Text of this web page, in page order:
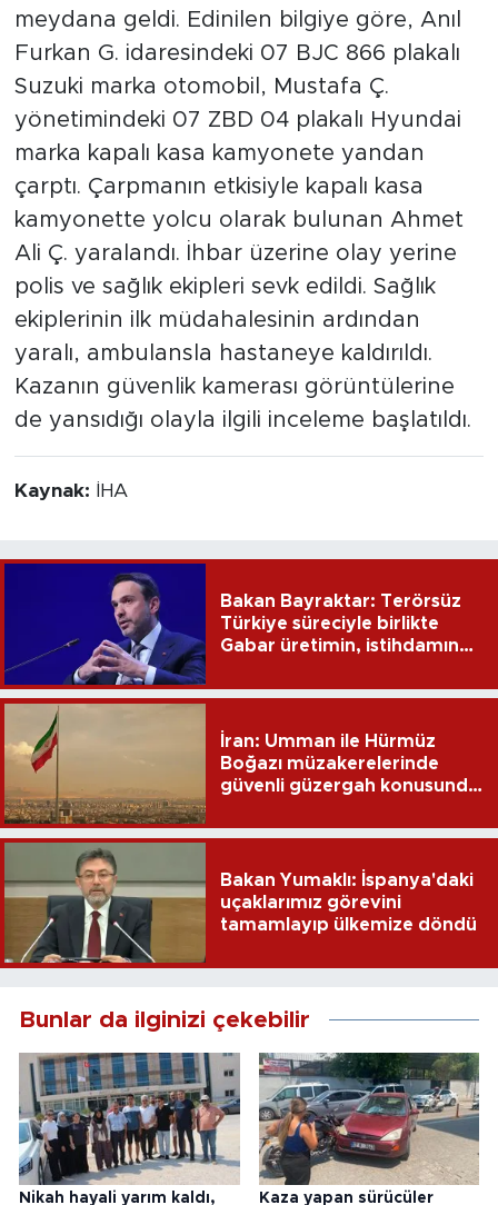
meydana geldi. Edinilen bilgiye göre, Anıl
Furkan G. idaresindeki 07 BJC 866 plakalı
Suzuki marka otomobil, Mustafa Ç.
yönetimindeki 07 ZBD 04 plakalı Hyundai
marka kapalı kasa kamyonete yandan
çarptı. Çarpmanın etkisiyle kapalı kasa
kamyonette yolcu olarak bulunan Ahmet
Ali Ç. yaralandı. İhbar üzerine olay yerine
polis ve sağlık ekipleri sevk edildi. Sağlık
ekiplerinin ilk müdahalesinin ardından
yaralı, ambulansla hastaneye kaldırıldı.
Kazanın güvenlik kamerası görüntülerine
de yansıdığı olayla ilgili inceleme başlatıldı.
Kaynak: İHA
Bakan Bayraktar: Terörsüz
Türkiye süreciyle birlikte
Gabar üretimin, istihdamın
İran: Umman ile Hürmüz
Boğazı müzakerelerinde
güvenli güzergah konusunda
Bakan Yumaklı: İspanya'daki
uçaklarımız görevini
tamamlayıp ülkemize döndü
Bunlar da ilginizi çekebilir
Nikah hayali yarım kaldı, Kaza yapan sürücüler